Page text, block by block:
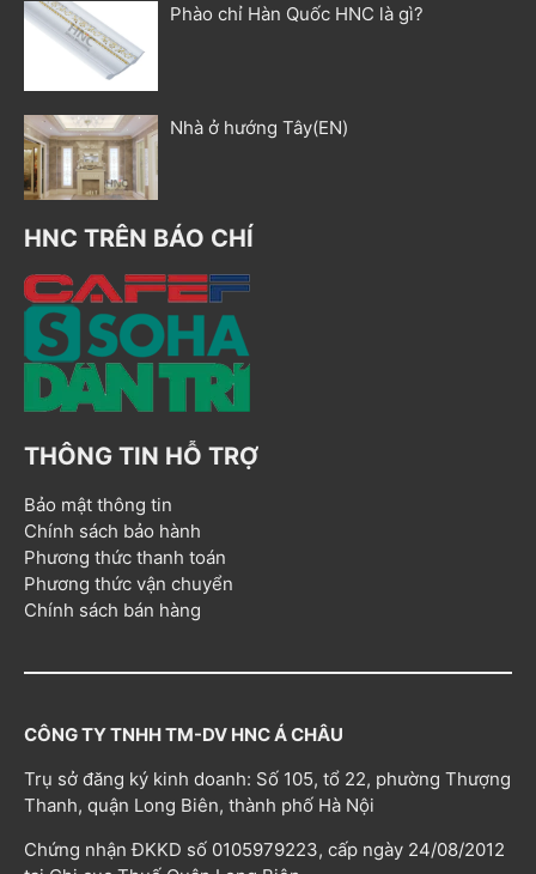
Phào chỉ Hàn Quốc HNC là gì?
Nhà ở hướng Tây(EN)
HNC TRÊN BÁO CHÍ
THÔNG TIN HỖ TRỢ
Bảo mật thông tin
Chính sách bảo hành
Phương thức thanh toán
Phương thức vận chuyển
Chính sách bán hàng
CÔNG TY TNHH TM-DV HNC Á CHÂU
Trụ sở đăng ký kinh doanh: Số 105, tổ 22, phường Thượng
Thanh, quận Long Biên, thành phố Hà Nội
Chứng nhận ĐKKD số 0105979223, cấp ngày 24/08/2012